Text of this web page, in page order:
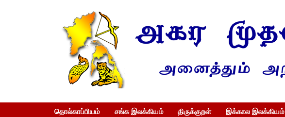
தொல்காப்பியம் சங்க இலக்கியம் திருக்குறள் இக்கால இலக்கியம்